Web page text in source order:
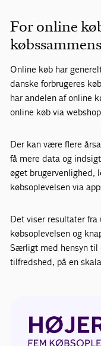
For online
Online køb har
danske forbrugeres
har andelen af online
online køb via
Der kan være flere
få mere data og
øget brugervenlighed,
købsoplevelsen via
Det viser resultater
købsoplevelsen og
Særligt med hensyn til
tilfredshed, på en